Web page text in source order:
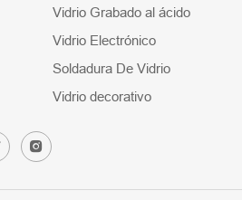
Vidrio Grabado al ácido
Vidrio Electrónico
Soldadura De Vidrio
Vidrio decorativo